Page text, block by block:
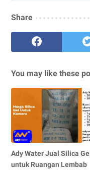
Share
You may like these
Ady Water Jual Silica
untuk Ruangan Lembab